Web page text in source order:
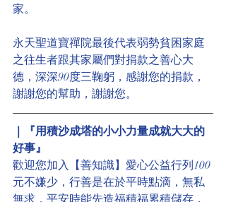
家。
永天聖道寶禪院最後代表弱勢貧困家庭
之往生者跟其家屬們對捐款之善心大
德，深深90度三鞠躬，感謝您的捐款，
謝謝您的幫助，謝謝您。
｜『用積沙成塔的小小力量成就大大的
好事』
歡迎您加入【善知識】愛心公益行列100
元不嫌少，行善是在於平時點滴，無私
無求，平安時能先造福積福累積儲存，